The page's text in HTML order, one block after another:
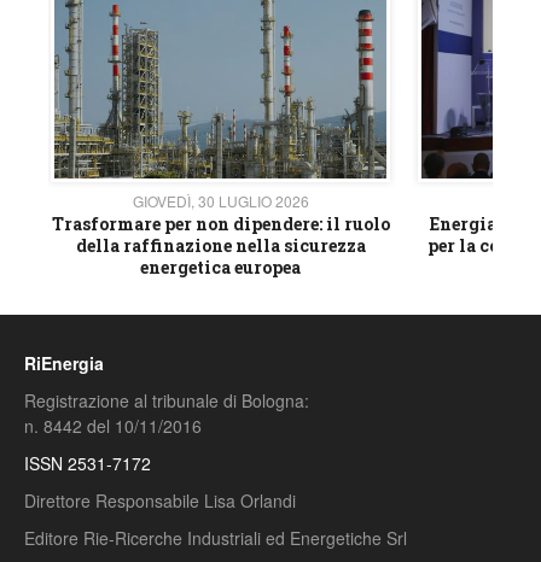
GIOVEDÌ, 30 LUGLIO 2026
Trasformare per non dipendere: il ruolo
della raffinazione nella sicurezza
energetica europea
Energia e
per la
RiEnergia
Registrazione al tribunale di Bologna:
n. 8442 del 10/11/2016
ISSN 2531-7172
Direttore Responsabile Lisa Orlandi
Editore Rie-Ricerche Industriali ed Energetiche Srl